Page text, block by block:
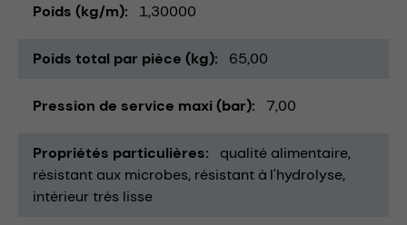
Poids (kg/m) 1,30000
Poids total par pièce (kg) 65,00
Pression de service maxi (bar) 7,00
Propriétés particulières
qualité alimentaire
résistant aux microbes résistant à l'hydrolyse
intérieur très lisse